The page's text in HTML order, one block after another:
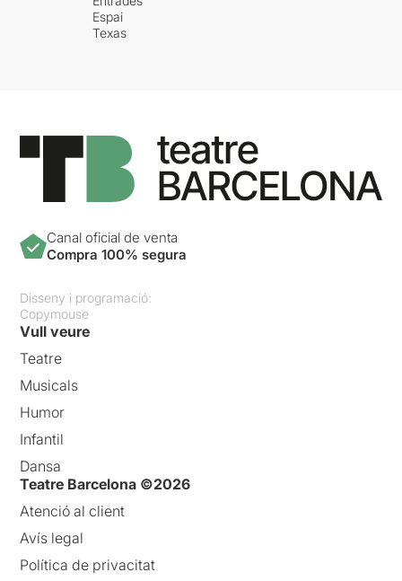
Espai
Texas
Canal oficial de venta
Compra 100% segura
Disseny i programació:
Copymouse
Vull veure
Teatre
Musicals
Humor
Infantil
Dansa
Teatre Barcelona ©2026
Atenció al client
Avís legal
Política de privacitat